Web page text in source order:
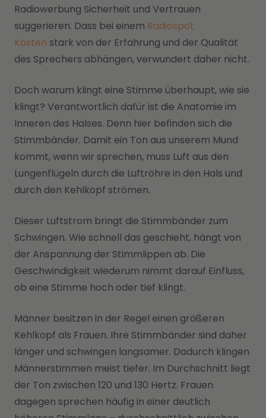
Radiowerbung Sicherheit und Vertrauen
suggerieren. Dass bei einem Radiospot
Kosten stark von der Erfahrung und der Qualität
des Sprechers abhängen, verwundert daher nicht.
Doch warum klingt eine Stimme überhaupt, wie sie
klingt? Verantwortlich dafür ist die Anatomie im
Inneren des Halses. Denn hier befinden sich die
Stimmbänder. Damit ein Ton aus unserem Mund
kommt, wenn wir sprechen, muss Luft aus den
Lungenflügeln durch die Luftröhre in den Hals und
durch den Kehlkopf strömen.
Dieser Luftstrom bringt die Stimmbänder zum
Schwingen. Wie schnell das geschieht, hängt von
der Anspannung der Stimmlippen ab. Die
Geschwindigkeit wiederum nimmt darauf Einfluss,
ob eine Stimme hoch oder tief klingt.
Männer besitzen in der Regel einen größeren
Kehlkopf als Frauen. Ihre Stimmbänder sind daher
länger und schwingen langsamer. Dadurch klingen
Männerstimmen meist tiefer. Im Durchschnitt liegt
der Ton zwischen 120 und 130 Hertz. Frauen
dagegen sprechen häufig in einer deutlich